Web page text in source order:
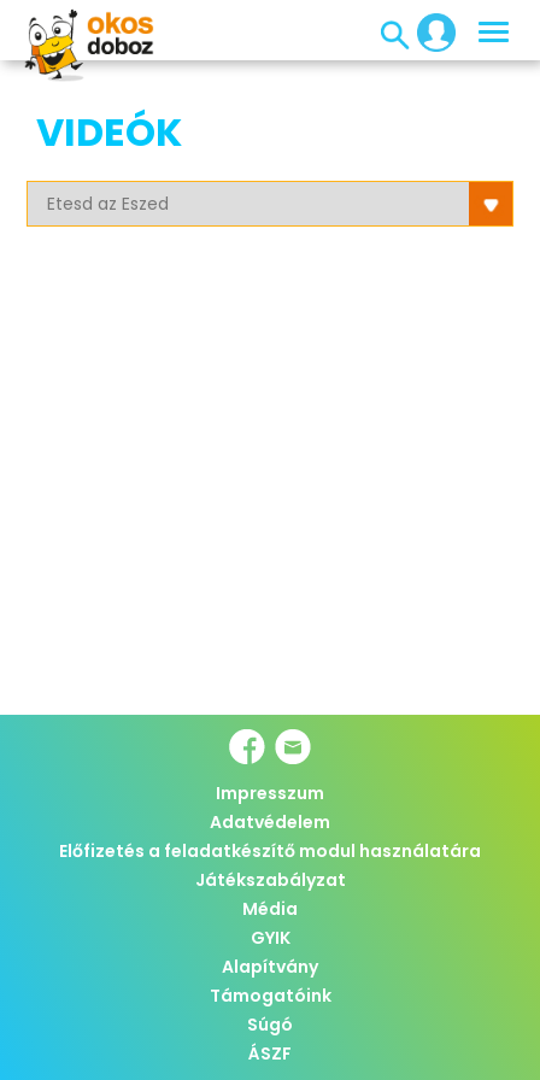
VIDEÓK
Impresszum
Adatvédelem
Előfizetés a feladatkészítő modul használatára
Játékszabályzat
Média
GYIK
Alapítvány
Támogatóink
Súgó
ÁSZF